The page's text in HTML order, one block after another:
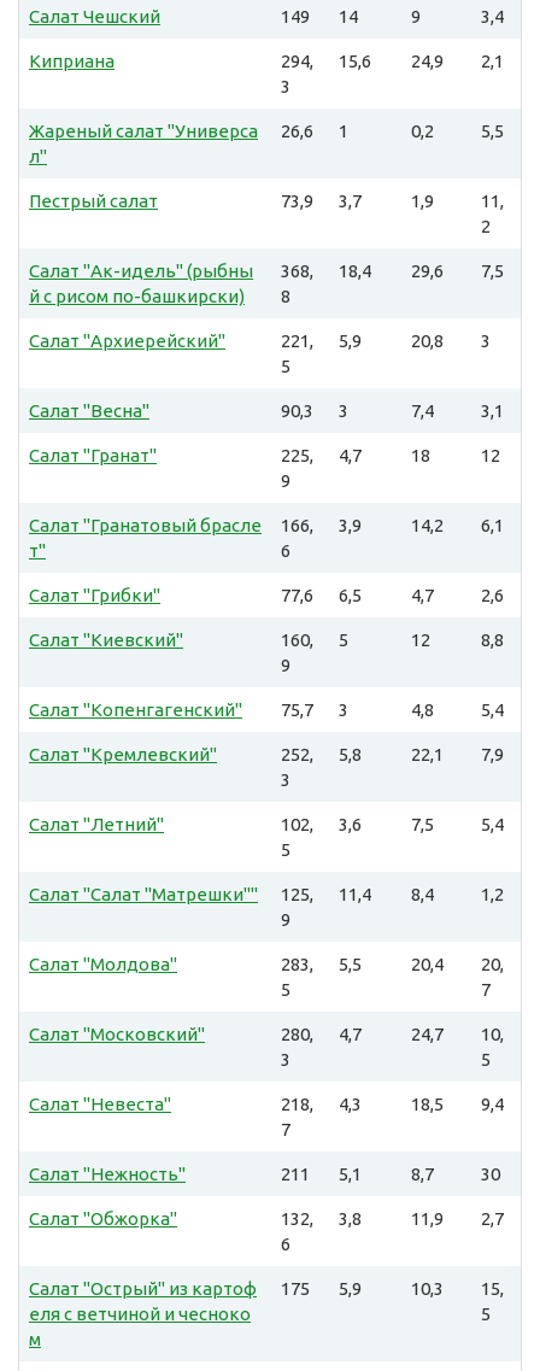
Салат Чешский 149 14 9 3,4
Киприана
294,
3
15,6 24,9 2,1
Жареный салат "Универса
л"
26,6 1 0,2 5,5
Пестрый салат 73,9 3,7 1,9
11,
2
Салат "Ак-идель" (рыбны
й с рисом по-башкирски)
368,
8
18,4 29,6 7,5
Салат "Архиерейский"
221,
5
5,9 20,8 3
Салат "Весна" 90,3 3 7,4 3,1
Салат "Гранат"
225,
9
4,7 18 12
Салат "Гранатовый брасле
т"
166,
6
3,9 14,2 6,1
Салат "Грибки" 77,6 6,5 4,7 2,6
Салат "Киевский"
160,
9
5 12 8,8
Салат "Копенгагенский" 75,7 3 4,8 5,4
Салат "Кремлевский"
252,
3
5,8 22,1 7,9
Салат "Летний"
102,
5
3,6 7,5 5,4
Салат "Салат "Матрешки""
125,
9
11,4 8,4 1,2
Салат "Молдова"
283,
5
5,5 20,4
20,
7
Салат "Московский"
280,
3
4,7 24,7
10,
5
Салат "Невеста"
218,
7
4,3 18,5 9,4
Салат "Нежность" 211 5,1 8,7 30
Салат "Обжорка"
132,
6
3,8 11,9 2,7
Салат "Острый" из картоф
еля с ветчиной и чесноко
м
175 5,9 10,3
15,
5